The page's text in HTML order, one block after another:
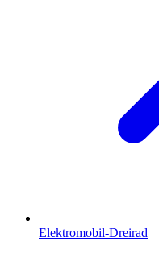
Elektromobil-Dreirad